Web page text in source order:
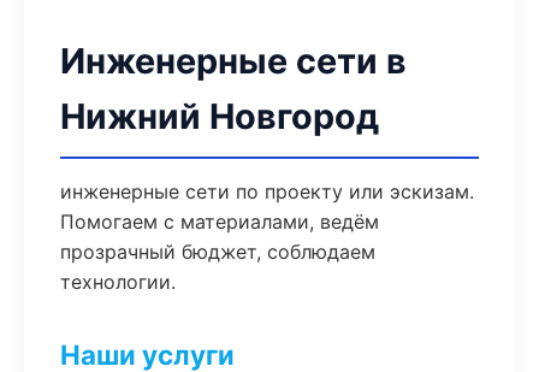
Инженерные сети в
Нижний Новгород
инженерные сети по проекту или эскизам.
Помогаем с материалами, ведём
прозрачный бюджет, соблюдаем
технологии.
Наши услуги